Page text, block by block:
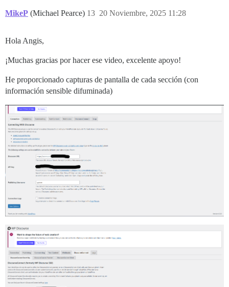
MikeP (Michael Pearce) 20 Noviembre, 2025 11:28
13
Hola Angis,
¡Muchas gracias por hacer ese video, excelente apoyo!
He proporcionado capturas de pantalla de cada sección (con
información sensible difuminada)